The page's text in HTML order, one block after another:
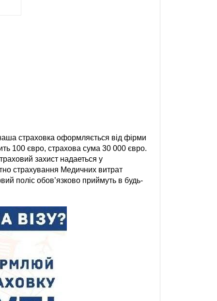
страховка оформляється від фірми
100 євро, страхова сума 30 000 євро.
захист надаеться у
страхування Медичних витрат
поліс обов’язково приймуть в будь-